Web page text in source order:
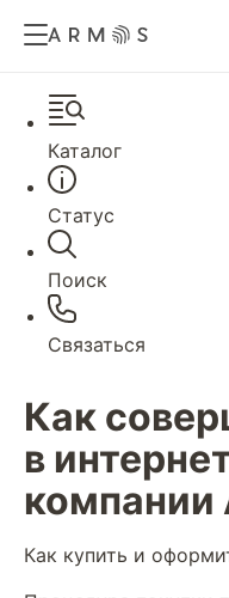
Каталог
Статус
Поиск
Связаться
Как
в
компании
Как купить и